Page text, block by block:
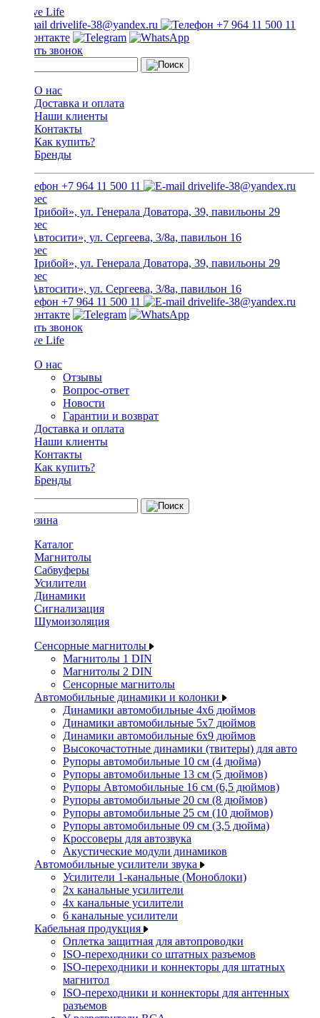
drivelife-38@yandex.ru +7 964 11 500 11
Заказать звонок
О нас
Доставка и оплата
Наши клиенты
Контакты
Как купить?
Бренды
+7 964 11 500 11 drivelife-38@yandex.ru
ТЦ «Прибой», ул. Генерала Доватора, 39, павильоны 29
ТЦ «Автосити», ул. Сергеева, 3/8а, павильон 16
ТЦ «Прибой», ул. Генерала Доватора, 39, павильоны 29
ТЦ «Автосити», ул. Сергеева, 3/8а, павильон 16
+7 964 11 500 11
drivelife-38@yandex.ru
Заказать звонок
О нас
Отзывы
Вопрос-ответ
Новости
Гарантии и возврат
Доставка и оплата
Наши клиенты
Контакты
Как купить?
Бренды
Каталог
Магнитолы
Сабвуферы
Усилители
Динамики
Сигнализация
Шумоизоляция
Сенсорные магнитолы
Магнитолы 1 DIN
Магнитолы 2 DIN
Сенсорные магнитолы
Автомобильные динамики и колонки
Динамики автомобильные 4x6 дюймов
Динамики автомобильные 5x7 дюймов
Динамики автомобильные 6x9 дюймов
Высокочастотные динамики (твитеры) для авто
Рупоры автомобильные 10 см (4 дюйма)
Рупоры автомобильные 13 см (5 дюймов)
Рупоры Автомобильные 16 см (6,5 дюймов)
Рупоры автомобильные 20 см (8 дюймов)
Рупоры автомобильные 25 см (10 дюймов)
Рупоры автомобильные 09 см (3,5 дюйма)
Кроссоверы для автозвука
Акустические модули динамиков
Автомобильные усилители звука
Усилители 1-канальные (Моноблоки)
2х канальные усилители
4х канальные усилители
6 канальные усилители
Кабельная продукция
Оплетка защитная для автопроводки
ISO-переходники со штатных разъемов
ISO-переходники и коннекторы для штатных
магнитол
ISO-переходники и коннекторы для антенных
разъемов